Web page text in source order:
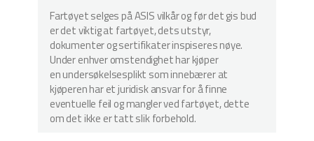
Fartøyet selges på ASIS vilkår og før det gis bud
er det viktig at fartøyet, dets utstyr,
dokumenter og sertifikater inspiseres nøye.
Under enhver omstendighet har kjøper
en undersøkelsesplikt som innebærer at
kjøperen har et juridisk ansvar for å finne
eventuelle feil og mangler ved fartøyet, dette
om det ikke er tatt slik forbehold.